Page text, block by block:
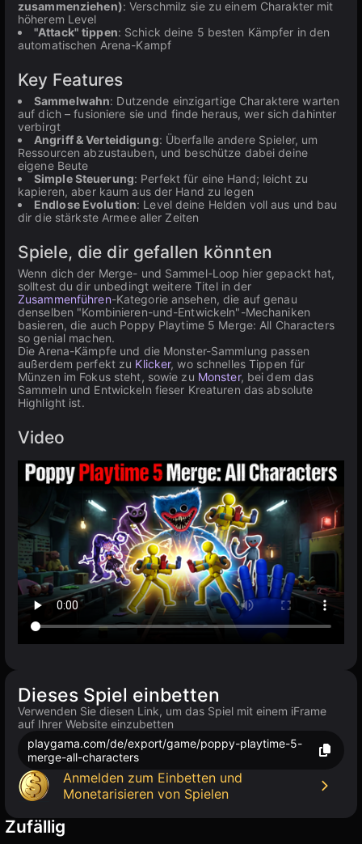
zusammenziehen): Verschmilz sie zu einem Charakter mit
höherem Level
"Attack" tippen: Schick deine 5 besten Kämpfer in den
automatischen Arena-Kampf
Key Features
Sammelwahn: Dutzende einzigartige Charaktere warten
auf dich – fusioniere sie und finde heraus, wer sich dahinter
verbirgt
Angriff & Verteidigung: Überfalle andere Spieler, um
Ressourcen abzustauben, und beschütze dabei deine
eigene Beute
Simple Steuerung: Perfekt für eine Hand; leicht zu
kapieren, aber kaum aus der Hand zu legen
Endlose Evolution: Level deine Helden voll aus und bau
dir die stärkste Armee aller Zeiten
Spiele, die dir gefallen könnten
Wenn dich der Merge- und Sammel-Loop hier gepackt hat,
solltest du dir unbedingt weitere Titel in der
Zusammenführen-Kategorie ansehen, die auf genau
denselben "Kombinieren-und-Entwickeln"-Mechaniken
basieren, die auch Poppy Playtime 5 Merge: All Characters
so genial machen.
Die Arena-Kämpfe und die Monster-Sammlung passen
außerdem perfekt zu Klicker, wo schnelles Tippen für
Münzen im Fokus steht, sowie zu Monster, bei dem das
Sammeln und Entwickeln fieser Kreaturen das absolute
Highlight ist.
Video
Dieses Spiel einbetten
Verwenden Sie diesen Link, um das Spiel mit einem iFrame
auf Ihrer Website einzubetten
playgama.com/de/export/game/poppy-playtime-5-
merge-all-characters
Anmelden zum Einbetten und
Monetarisieren von Spielen
Zufällig